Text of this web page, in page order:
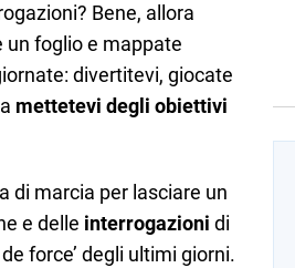
Bene, allora
un foglio e mappate
divertitevi, giocate
mettetevi degli obiettivi
di marcia per lasciare un
e delle interrogazioni di
force’ degli ultimi giorni.